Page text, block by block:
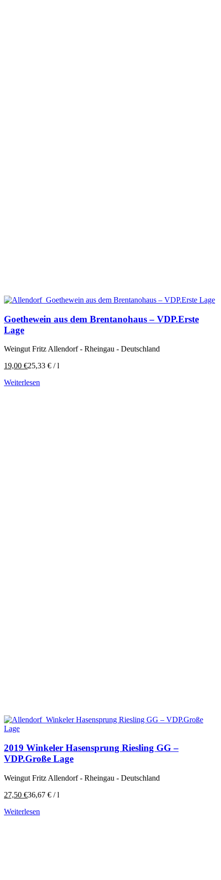
Goethewein aus dem Brentanohaus – VDP.Erste
Lage
Weingut Fritz Allendorf - Rheingau - Deutschland
19,00 €25,33 € /l
Weiterlesen
2019 Winkeler Hasensprung Riesling GG –
VDP.Große Lage
Weingut Fritz Allendorf - Rheingau - Deutschland
27,50 €36,67 € /l
Weiterlesen